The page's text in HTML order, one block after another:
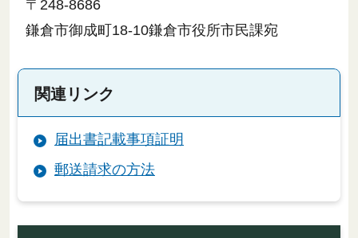
〒248-8686
鎌倉市御成町18-10鎌倉市役所市民課宛
関連リンク
届出書記載事項証明
郵送請求の方法